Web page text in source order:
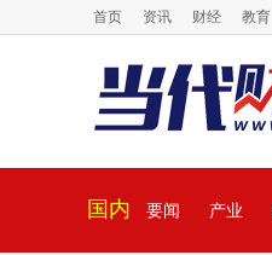
首页 资讯 财经 教育
国内 要闻 产业